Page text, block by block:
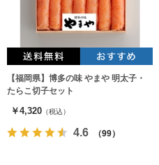
【福岡県】博多の味 やまや 明太子・
たらこ切子セット
￥4,320 （税込）
4.6 （99）